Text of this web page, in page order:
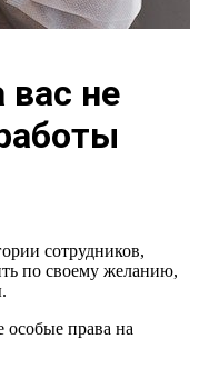
вас не
сотрудников,
по своему желанию,
особые права на